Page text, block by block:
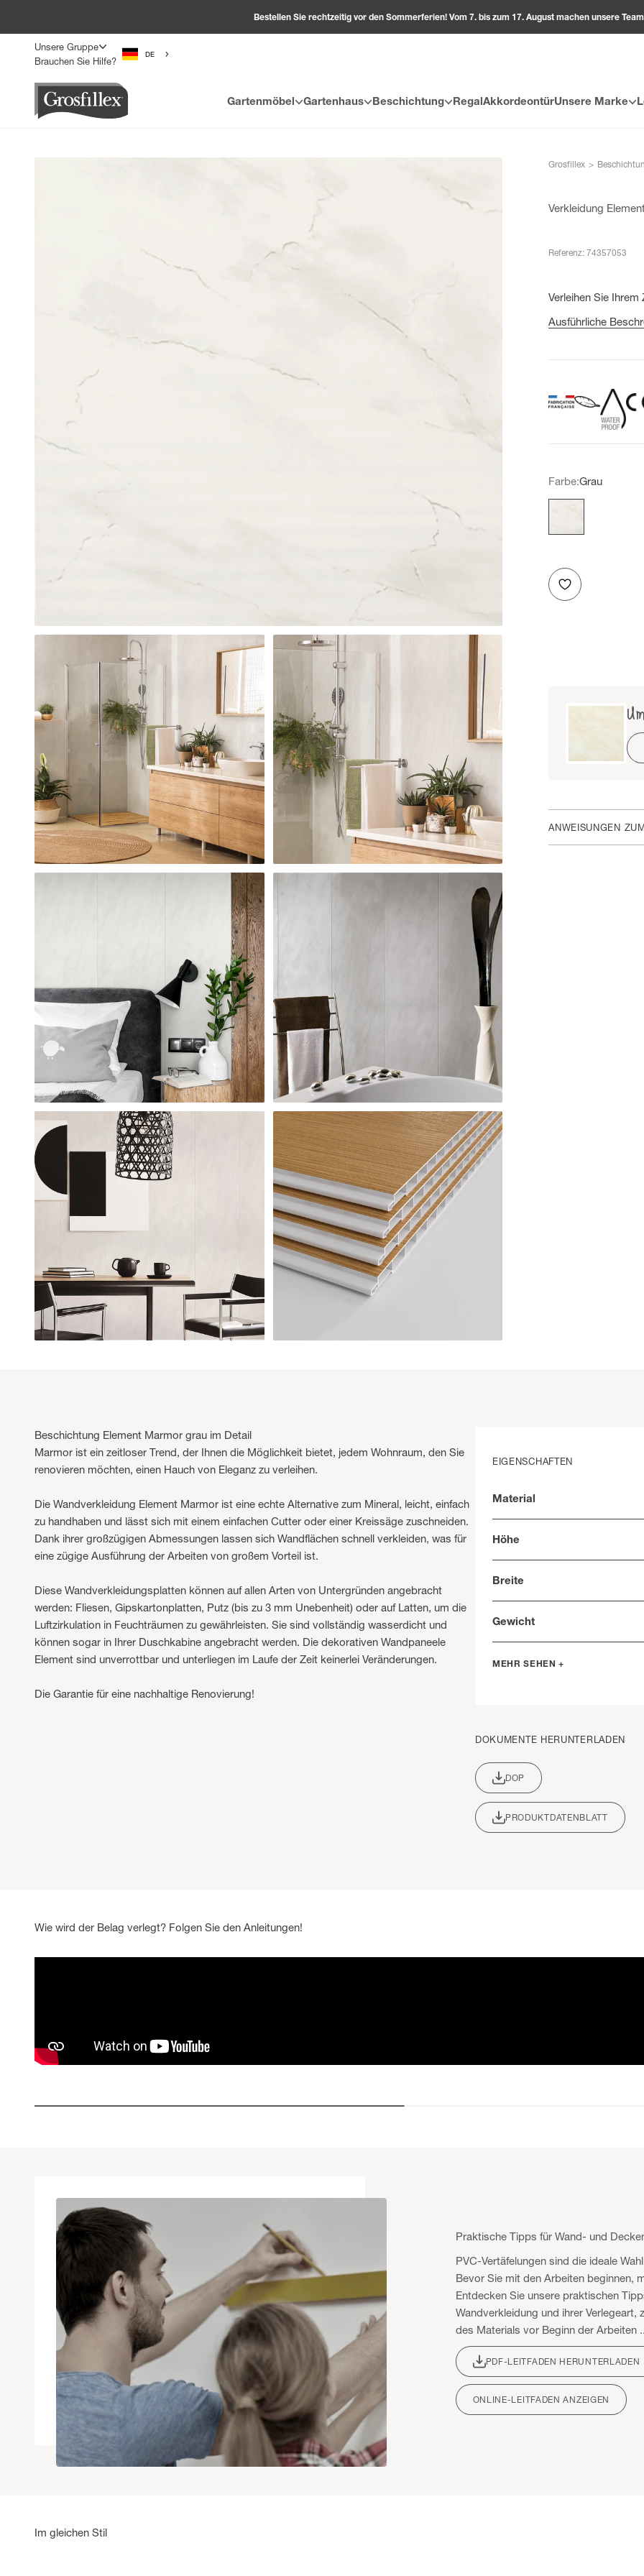
Bestellen Sie rechtzeitig vor den Sommerferien! Vom 7. bis zum 17. August machen unsere
Unsere Gruppe
Brauchen Sie Hilfe?
DE
Gartenmöbel Gartenhaus Beschichtung RegalAkkordeontürUnsere Marke
Grosfillex
Grosfillex >
Verkleidung
Referenz: 74357053
Verleihen Sie
Ausführliche
Farbe:Grau
ANWEISUNGEN
Beschichtung Element Marmor grau im Detail
Marmor ist ein zeitloser Trend, der Ihnen die Möglichkeit bietet, jedem Wohnraum, den Sie
renovieren möchten, einen Hauch von Eleganz zu verleihen.
Die Wandverkleidung Element Marmor ist eine echte Alternative zum Mineral, leicht, einfach
zu handhaben und lässt sich mit einem einfachen Cutter oder einer Kreissäge zuschneiden.
Dank ihrer großzügigen Abmessungen lassen sich Wandflächen schnell verkleiden, was für
eine zügige Ausführung der Arbeiten von großem Vorteil ist.
Diese Wandverkleidungsplatten können auf allen Arten von Untergründen angebracht
werden: Fliesen, Gipskartonplatten, Putz (bis zu 3 mm Unebenheit) oder auf Latten, um die
Luftzirkulation in Feuchträumen zu gewährleisten. Sie sind vollständig wasserdicht und
können sogar in Ihrer Duschkabine angebracht werden. Die dekorativen Wandpaneele
Element sind unverrottbar und unterliegen im Laufe der Zeit keinerlei Veränderungen.
Die Garantie für eine nachhaltige Renovierung!
EIGENSCHAFTEN
Material
Höhe
Breite
Gewicht
MEHR SEHEN +
DOKUMENTE HERUNTERLADEN
DOP
PRODUKTDATENBLATT
Wie wird der Belag verlegt? Folgen Sie den Anleitungen!
Praktische Tipps für Wand- und
PVC-Vertäfelungen sind die ideale
Bevor Sie mit den Arbeiten beginnen,
Entdecken Sie unsere praktischen
Wandverkleidung und ihrer Verlegeart,
des Materials vor Beginn der Arbeiten
PDF-LEITFADEN HERUNTERLADEN
ONLINE-LEITFADEN ANZEIGEN